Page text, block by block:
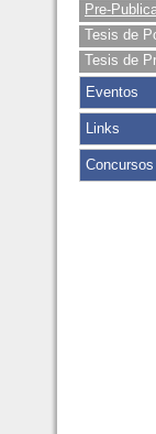
Pre-
Tesis de
Tesis de
Eventos
Links
Concursos